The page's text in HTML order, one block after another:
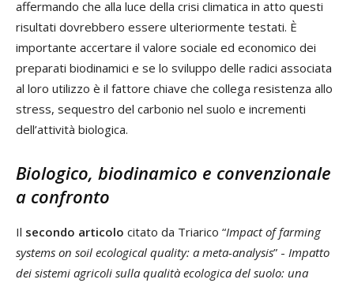
affermando che alla luce della crisi climatica in atto questi
risultati dovrebbero essere ulteriormente testati. È
importante accertare il valore sociale ed economico dei
preparati biodinamici e se lo sviluppo delle radici associata
al loro utilizzo è il fattore chiave che collega resistenza allo
stress, sequestro del carbonio nel suolo e incrementi
dell’attività biologica.
Biologico, biodinamico e convenzionale
a confronto
Il secondo articolo citato da Triarico “Impact of farming
systems on soil ecological quality: a meta-analysis” - Impatto
dei sistemi agricoli sulla qualità ecologica del suolo: una